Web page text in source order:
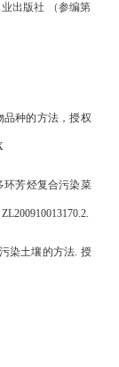
出版社 （参编第
品种的方法，授权
环芳烃复合污染菜
染土壤的方法. 授